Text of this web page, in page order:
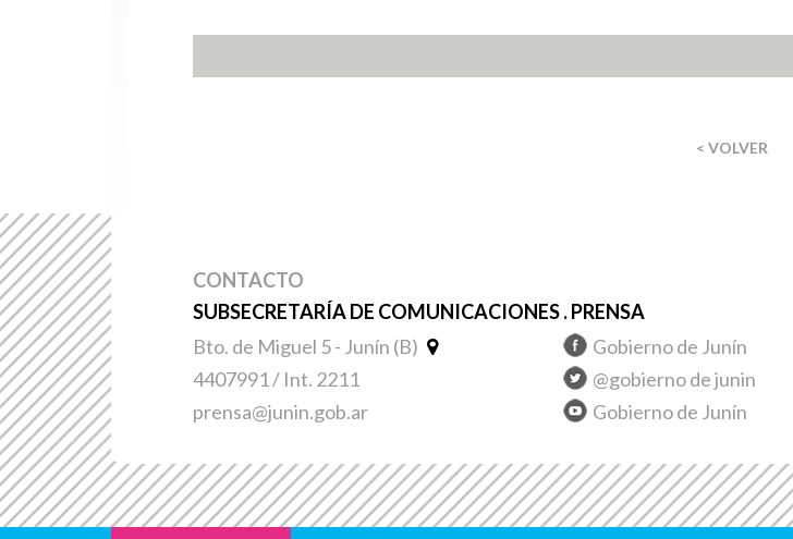
< VOLVER
CONTACTO
SUBSECRETARÍA DE COMUNICACIONES . PRENSA
Bto. de Miguel 5 - Junín (B)
4407991 / Int. 2211
prensa@junin.gob.ar
Gobierno de Junín
@gobierno de junin
Gobierno de Junín